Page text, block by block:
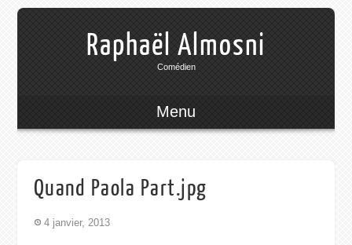
Raphaël Almosni
Comédien
Menu
Quand Paola Part.jpg
4 janvier, 2013